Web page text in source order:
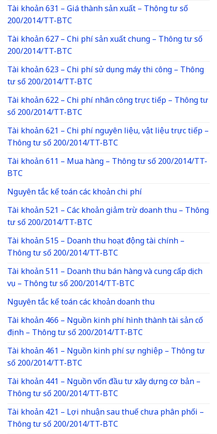
Tài khoản 631 – Giá thành sản xuất – Thông tư số
200/2014/TT-BTC
Tài khoản 627 – Chi phí sản xuất chung – Thông tư số
200/2014/TT-BTC
Tài khoản 623 – Chi phí sử dụng máy thi công – Thông
tư số 200/2014/TT-BTC
Tài khoản 622 – Chi phí nhân công trực tiếp – Thông tư
số 200/2014/TT-BTC
Tài khoản 621 – Chi phí nguyên liệu, vật liệu trực tiếp –
Thông tư số 200/2014/TT-BTC
Tài khoản 611 – Mua hàng – Thông tư số 200/2014/TT-
BTC
Nguyên tắc kế toán các khoản chi phí
Tài khoản 521 – Các khoản giảm trừ doanh thu – Thông
tư số 200/2014/TT-BTC
Tài khoản 515 – Doanh thu hoạt động tài chính –
Thông tư số 200/2014/TT-BTC
Tài khoản 511 – Doanh thu bán hàng và cung cấp dịch
vụ – Thông tư số 200/2014/TT-BTC
Nguyên tắc kế toán các khoản doanh thu
Tài khoản 466 – Nguồn kinh phí hình thành tài sản cố
định – Thông tư số 200/2014/TT-BTC
Tài khoản 461 – Nguồn kinh phí sự nghiệp – Thông tư
số 200/2014/TT-BTC
Tài khoản 441 – Nguồn vốn đầu tư xây dựng cơ bản –
Thông tư số 200/2014/TT-BTC
Tài khoản 421 – Lợi nhuận sau thuế chưa phân phối –
Thông tư số 200/2014/TT-BTC